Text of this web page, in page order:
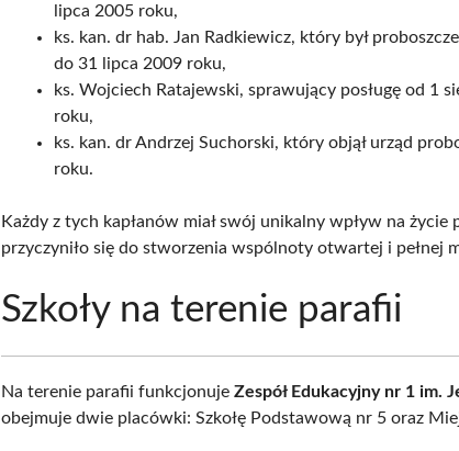
lipca 2005 roku,
ks. kan. dr hab. Jan Radkiewicz, który był
do 31 lipca 2009 roku,
ks. Wojciech Ratajewski, sprawujący posługę od 1
roku,
ks. kan. dr Andrzej Suchorski, który objął urząd
roku.
Każdy z tych kapłanów miał swój unikalny wpływ na życie
przyczyniło się do stworzenia wspólnoty otwartej i pełnej
Szkoły na terenie parafii
Na terenie parafii funkcjonujeZespół Edukacyjny nr 1 im.
obejmuje dwie placówki: Szkołę Podstawową nr 5 oraz